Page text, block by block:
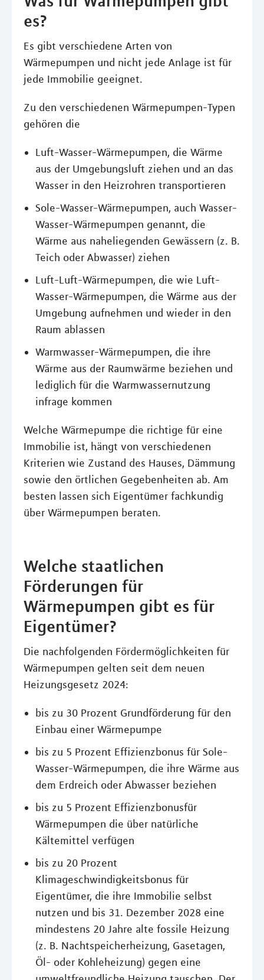
es?
Es gibt verschiedene Arten von
Wärmepumpen und nicht jede Anlage ist für
jede Immobilie geeignet.
Zu den verschiedenen Wärmepumpen-Typen
gehören die
Luft-Wasser-Wärmepumpen, die Wärme
aus der Umgebungsluft ziehen und an das
Wasser in den Heizrohren transportieren
Sole-Wasser-Wärmepumpen, auch Wasser-
Wasser-Wärmepumpen genannt, die
Wärme aus naheliegenden Gewässern (z. B.
Teich oder Abwasser) ziehen
Luft-Luft-Wärmepumpen, die wie Luft-
Wasser-Wärmepumpen, die Wärme aus der
Umgebung aufnehmen und wieder in den
Raum ablassen
Warmwasser-Wärmepumpen, die ihre
Wärme aus der Raumwärme beziehen und
lediglich für die Warmwassernutzung
infrage kommen
Welche Wärmepumpe die richtige für eine
Immobilie ist, hängt von verschiedenen
Kriterien wie Zustand des Hauses, Dämmung
sowie den örtlichen Gegebenheiten ab. Am
besten lassen sich Eigentümer fachkundig
über Wärmepumpen beraten.
Welche staatlichen
Förderungen für
Wärmepumpen gibt es für
Eigentümer?
Die nachfolgenden Fördermöglichkeiten für
Wärmepumpen gelten seit dem neuen
Heizungsgesetz 2024:
bis zu 30 Prozent Grundförderung für den
Einbau einer Wärmepumpe
bis zu 5 Prozent Effizienzbonus für Sole-
Wasser-Wärmepumpen, die ihre Wärme aus
dem Erdreich oder Abwasser beziehen
bis zu 5 Prozent Effizienzbonusfür
Wärmepumpen die über natürliche
Kältemittel verfügen
bis zu 20 Prozent
Klimageschwindigkeitsbonus für
Eigentümer, die ihre Immobilie selbst
nutzen und bis 31. Dezember 2028 eine
mindestens 20 Jahre alte fossile Heizung
(z. B. Nachtspeicherheizung, Gasetagen,
Öl- oder Kohleheizung) gegen eine